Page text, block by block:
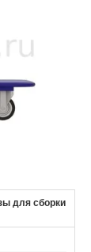
для сборки